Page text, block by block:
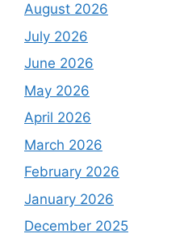
August 2026
July 2026
June 2026
May 2026
April 2026
March 2026
February 2026
January 2026
December 2025